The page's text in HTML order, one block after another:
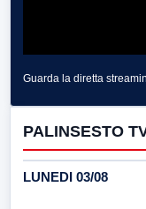
Guarda la diretta
PALINSESTO
LUNEDI 03/08